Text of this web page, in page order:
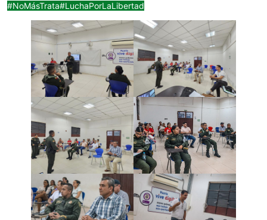
#NoMásTrata#LuchaPorLaLibertad